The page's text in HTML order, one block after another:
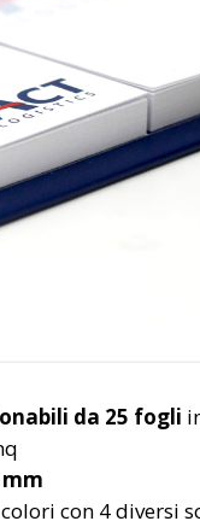
da 25 fogli
mm
con 4 diversi